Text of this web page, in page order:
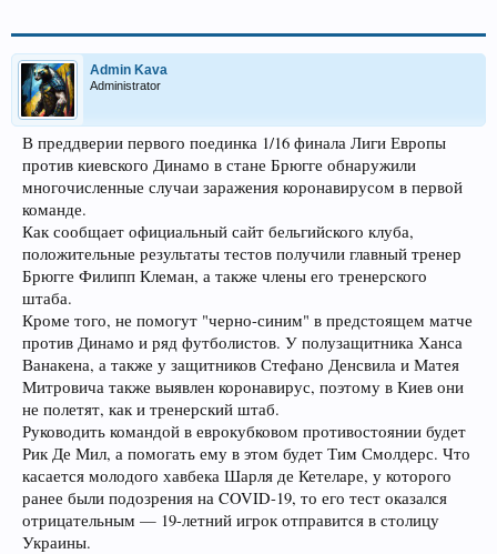
Admin Kava
Administrator
В преддверии первого поединка 1/16 финала Лиги Европы
против киевского Динамо в стане Брюгге обнаружили
многочисленные случаи заражения коронавирусом в первой
команде.
Как сообщает официальный сайт бельгийского клуба,
положительные результаты тестов получили главный тренер
Брюгге Филипп Клеман, а также члены его тренерского
штаба.
Кроме того, не помогут "черно-синим" в предстоящем матче
против Динамо и ряд футболистов. У полузащитника Ханса
Ванакена, а также у защитников Стефано Денсвила и Матея
Митровича также выявлен коронавирус, поэтому в Киев они
не полетят, как и тренерский штаб.
Руководить командой в еврокубковом противостоянии будет
Рик Де Мил, а помогать ему в этом будет Тим Смолдерс. Что
касается молодого хавбека Шарля де Кетеларе, у которого
ранее были подозрения на COVID-19, то его тест оказался
отрицательным — 19-летний игрок отправится в столицу
Украины.